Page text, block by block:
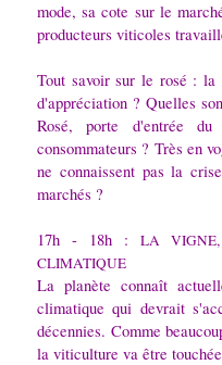
mode, sa cote sur le
producteurs viticoles
Tout savoir sur le rosé :
d'appréciation ? Quelles
Rosé, porte d'entrée
consommateurs ? Très en
ne connaissent pas la
marchés ?
17h - 18h :
LA
CLIMATIQUE
La planète connaît
climatique qui devrait
décennies. Comme
la viticulture va être